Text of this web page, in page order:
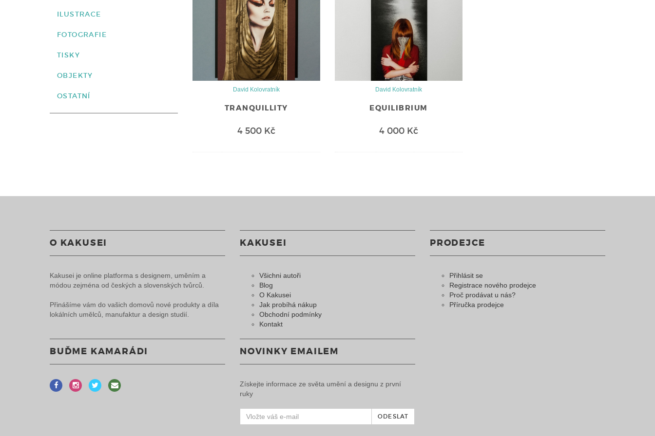
ILUSTRACE
FOTOGRAFIE
TISKY
OBJEKTY
OSTATNÍ
David Kolovratník
TRANQUILLITY
4 500 Kč
David Kolovratník
EQUILIBRIUM
4 000 Kč
O KAKUSEI
Kakusei je online platforma s designem, uměním a
módou zejména od českých a slovenských tvůrců.
Přinášíme vám do vašich domovů nové produkty a díla
lokálních umělců, manufaktur a design studií.
KAKUSEI
Všichni autoři
Blog
O Kakusei
Jak probíhá nákup
Obchodní podmínky
Kontakt
PRODEJCE
Přihlásit se
Registrace nového prodejce
Proč prodávat u nás?
Příručka prodejce
BUĎME KAMARÁDI NOVINKY EMAILEM
Získejte informace ze světa umění a designu z první
ruky
ODESLAT